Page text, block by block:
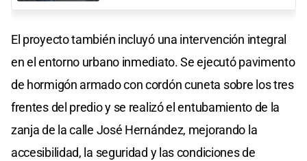
El proyecto también incluyó una intervención integral
en el entorno urbano inmediato. Se ejecutó pavimento
de hormigón armado con cordón cuneta sobre los tres
frentes del predio y se realizó el entubamiento de la
zanja de la calle José Hernández, mejorando la
accesibilidad, la seguridad y las condiciones de